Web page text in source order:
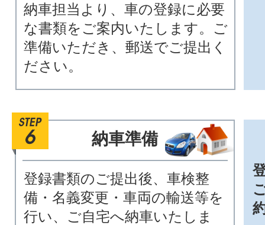
納車担当より、車の登録に必要
な書類をご案内いたします。ご
準備いただき、郵送でご提出く
ださい。
納車準備
登録書類のご提出後、車検整
備・名義変更・車両の輸送等を
行い、ご自宅へ納車いたしま